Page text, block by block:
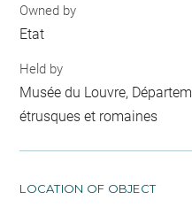
Owned by
Etat
Held by
Musée du Louvre,
étrusques et romaines
LOCATION OF OBJECT